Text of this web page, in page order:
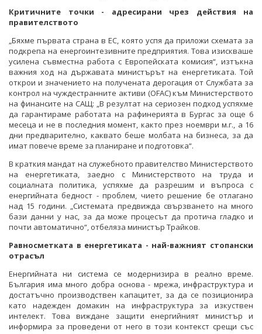
Критичните точки - адресирани чрез действия на
правителството
„Бяхме първата страна в ЕС, която успя да приложи схемата за
подкрепа на енергоинтезивните предприятия. Това изискваше
усилена съвместна работа с Европейската комисия“, изтъкна
важния ход на държавата министърът на енергетиката. Той
открои и значението на получената дерогация от Службата за
контрол на чуждестранните активи (OFAC) към Министерството
на финансите на САЩ: „В резултат на сериозен подход успяхме
да гарантираме работата на рафинерията в Бургас за още 6
месеца и не в последния момент, както през ноември м.г., а 16
дни предварително, каквато беше молбата на бизнеса, за да
имат повече време за планиране и подготовка“.
В краткия мандат на служебното правителство Министерството
на енергетиката, заедно с Министерството на труда и
социалната политика, успяхме да разрешим и въпроса с
енергийната бедност - проблем, чието решение бе отлагано
над 15 години. „Системата предвижда свързването на много
бази данни у нас, за да може процесът да протича гладко и
почти автоматично“, отбеляза министър Трайков.
Равносметката в енергетиката - най-важният стопански
отрасъл
Енергийната ни система се модернизира в реално време.
България има много добра основа - мрежа, инфраструктура и
достатъчно производствен капацитет, за да се позиционира
като надежден домакин на инфраструктура за изкуствен
интелект. Това виждане защити енергийният министър и
информира за проведени от него в този контекст срещи със